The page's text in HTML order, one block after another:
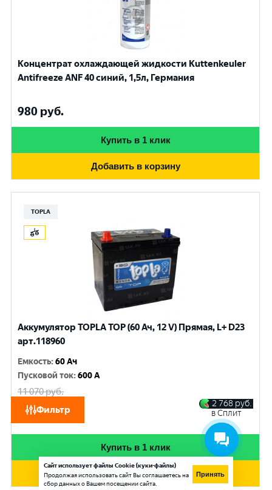
Фильтр
Концентрат охлаждающей жидкости Kuttenkeuler
Antifreeze ANF 40 синий, 1,5л, Германия
980 руб.
Купить в 1 клик
Добавить в корзину
TOPLA
Аккумулятор TOPLA TOP (60 Ач, 12 V) Прямая, L+ D23
арт.118960
Емкость:60 Ач
Пусковой ток:600 A
11 070руб.
10 530руб. 2 768 руб.
в Сплит
Купить в 1 клик
Добавить в корзину
Сайт использует файлы Cookie (куки-файлы)
Продолжая использовать сайт Вы соглашаетесь на
сбор данных о Вашем посещении сайта.
Принять